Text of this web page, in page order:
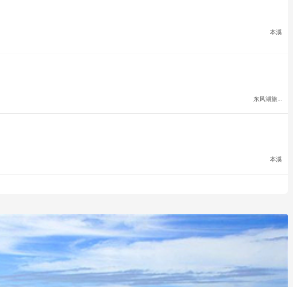
本溪
东风湖旅...
本溪